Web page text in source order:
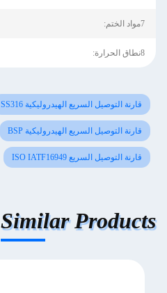
7مواد الختم:
8نطاق الحرارة:
قارنة التوصيل السريع الهيدروليكية SS316
قارنة التوصيل السريع الهيدروليكية BSP
قارنة التوصيل السريع ISO IATF16949
Similar Products